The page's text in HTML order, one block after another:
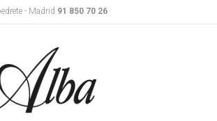
- Madrid 91 850 70 26